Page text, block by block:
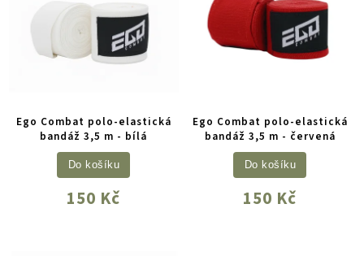
Ego Combat polo-elastická
bandáž 3,5 m - bílá
150 Kč
Do košíku
Ego Combat polo-elastická
bandáž 3,5 m - červená
150 Kč
Do košíku